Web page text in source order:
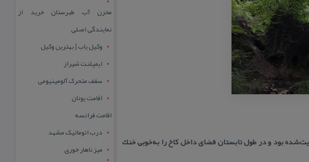
بود و در طول تابستان فضای داخل كاخ را به‌خوبی خنك
مخزن آب طبرستان خرید از
نمایندگی اصلی
وکیل یاب | بهترین وکیل
ایمپلنت شیراز
سقف متحرک آلومینیومی
اقامت یونان
اقامت فرانسه
درب اتوماتیک مشهد
میز ناهار خوری